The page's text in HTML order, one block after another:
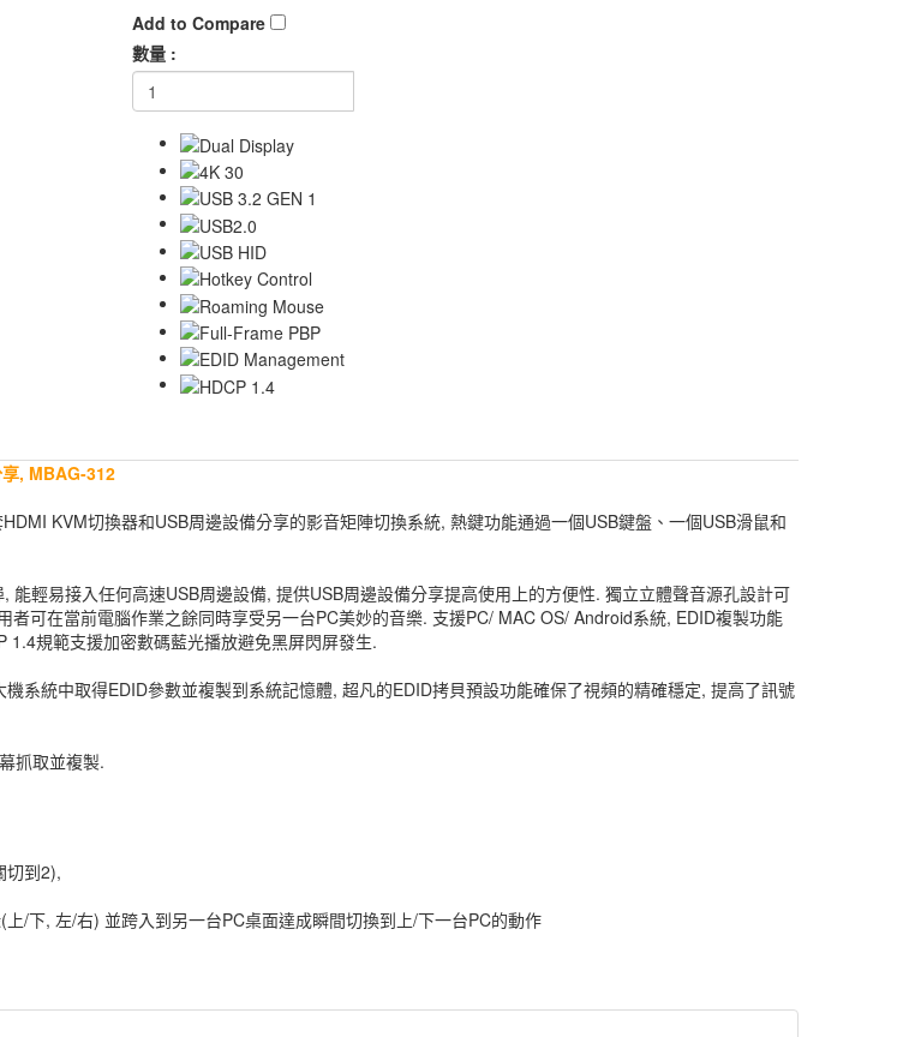
Add to Compare
數量 :
, MBAG-312
KVM切換器和USB周邊設備分享的影音矩陣切換系統, 熱鍵功能通過一個USB鍵盤、一個USB滑鼠和
輕易接入任何高速USB周邊設備, 提供USB周邊設備分享提高使用上的方便性. 獨立立體聲音源孔設計可
可在當前電腦作業之餘同時享受另一台PC美妙的音樂. 支援PC/ MAC OS/ Android系統, EDID複製功能
規範支援加密數碼藍光播放避免黑屏閃屏發生.
系統中取得EDID參數並複製到系統記憶體, 超凡的EDID拷貝預設功能確保了視頻的精確穩定, 提高了訊號
抓取並複製.
切到2),
/下, 左/右) 並跨入到另一台PC桌面達成瞬間切換到上/下一台PC的動作